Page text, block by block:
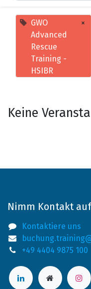
GWO
Advanced
Rescue
Training -
HSIBR
×
Keine
Nimm Kontakt auf
Kontaktiere uns
+49 4404 9875 100